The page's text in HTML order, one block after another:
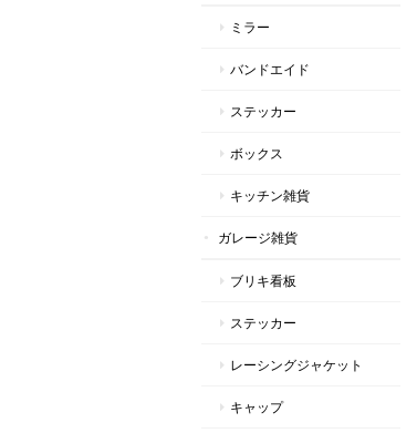
ミラー
バンドエイド
ステッカー
ボックス
キッチン雑貨
ガレージ雑貨
ブリキ看板
ステッカー
レーシングジャケット
キャップ